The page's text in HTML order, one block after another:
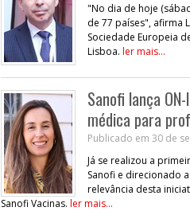
"No dia de hoje
de 77 países", afirma
Sociedade Europeia
Lisboa. ler mais...
Sanofi lança
médica para
Publicado em 30 de
Já se realizou a
Sanofi e direcionado
relevância desta
Sanofi Vacinas. ler mais...